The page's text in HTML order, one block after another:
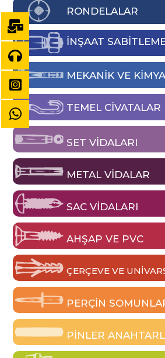
RONDELALAR
İNŞAAT
MEKANIK VE
TEMEL CIVATALAR
SET VIDALARI
METAL VIDALAR
SAC VIDALARI
AHŞAP VE PVC
ÇERÇEVE VE
PERÇIN
PINLER